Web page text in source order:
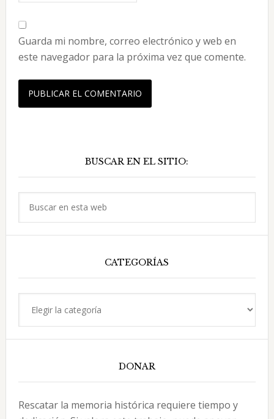
Guarda mi nombre, correo electrónico y web en
este navegador para la próxima vez que comente.
principal
BUSCAR EN EL SITIO:
CATEGORÍAS
DONAR
Rescatar la memoria histórica requiere tiempo y